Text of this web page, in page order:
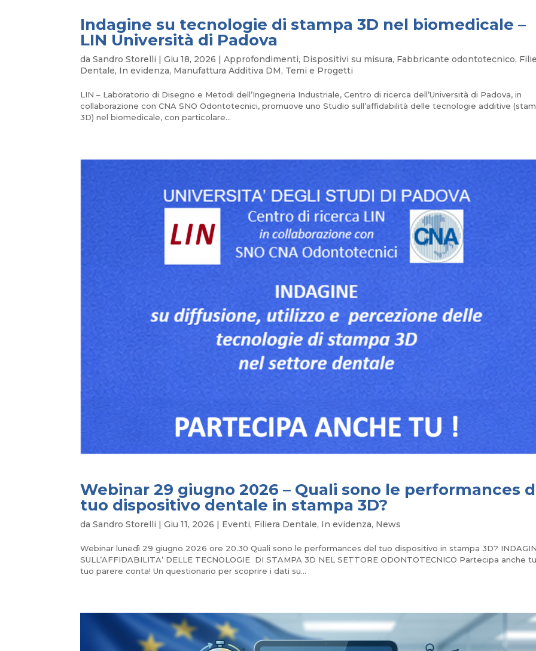
Indagine su tecnologie di stampa 3D nel biomedicale –
LIN Università di Padova
daSandro Storelli |Giu 18, 2026 |Approfondimenti, Dispositivi su misura, Fabbricante odontotecnico,
Dentale, In evidenza, Manufattura Additiva DM, Temi e Progetti
LIN – Laboratorio di Disegno e Metodi dell’Ingegneria Industriale, Centro di ricerca dell’Università di Padova, in
collaborazione con CNA SNO Odontotecnici, promuove uno Studio sull’affidabilità delle tecnologie additive
3D) nel biomedicale, con particolare...
Webinar 29 giugno 2026 – Quali sono le performances
tuo dispositivo dentale in stampa 3D?
daSandro Storelli |Giu 11, 2026 | Eventi, Filiera Dentale, In evidenza, News
Webinar lunedì 29 giugno 2026 ore 20.30 Quali sono le performances del tuo dispositivo in stampa 3D?
SULL’AFFIDABILITA’ DELLE TECNOLOGIE DI STAMPA 3D NEL SETTORE ODONTOTECNICO Partecipa anche
tuo parere conta! Un questionario per scoprire i dati su...